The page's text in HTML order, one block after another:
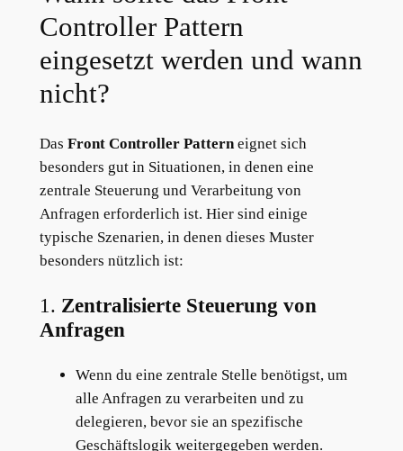
Controller Pattern
eingesetzt werden und wann
nicht?
Das Front Controller Patterneignet sich
besonders gut in Situationen, in denen eine
zentrale Steuerung und Verarbeitung von
Anfragen erforderlich ist. Hier sind einige
typische Szenarien, in denen dieses Muster
besonders nützlich ist:
1. Zentralisierte Steuerung von
Anfragen
Wenn du eine zentrale Stelle benötigst, um
alle Anfragen zu verarbeiten und zu
delegieren, bevor sie an spezifische
Geschäftslogik weitergegeben werden.